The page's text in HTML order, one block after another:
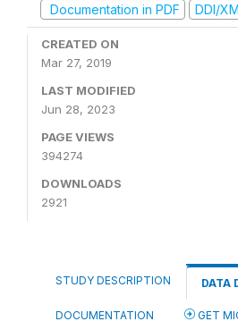
Documentation in PDF
DDI/
CREATED ON
Mar 27, 2019
LAST MODIFIED
Jun 28, 2023
PAGE VIEWS
394274
DOWNLOADS
2921
STUDY DESCRIPTION DATA
DOCUMENTATION GET